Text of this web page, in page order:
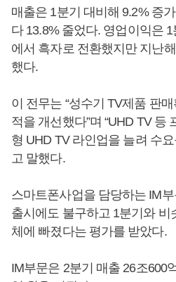
매출은 1분기 대비해 9.2% 증
다 13.8% 줄었다. 영업이익은
에서 흑자로 전환했지만 지난
했다.
이 전무는 “성수기 TV제품 판
적을 개선했다”며 “UHD TV 등
형 UHD TV 라인업을 늘려 수
고 말했다.
스마트폰사업을 담당하는 IM
출시에도 불구하고 1분기와 비
체에 빠졌다는 평가를 받았다.
IM부문은 2분기 매출 26조600